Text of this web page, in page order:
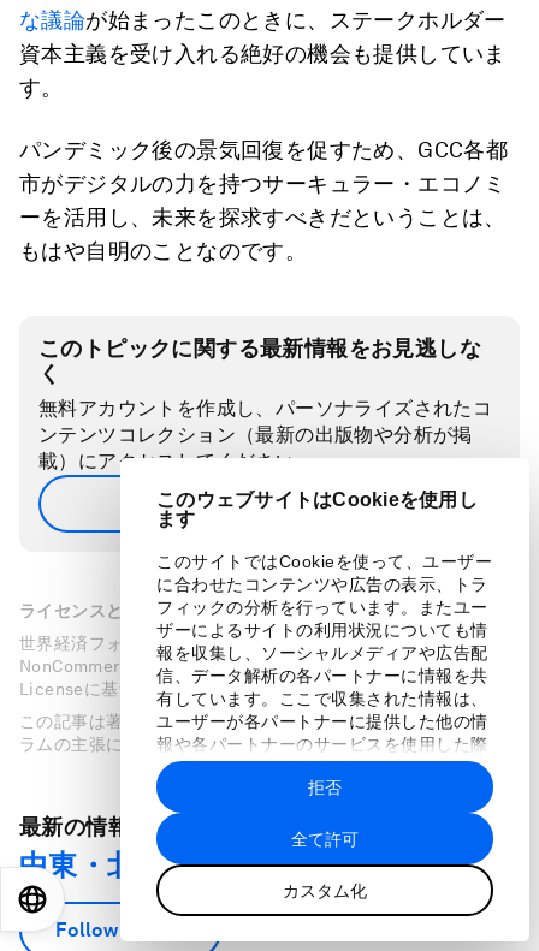
このウェブサイトはCookieを使用し
ます
このサイトではCookieを使って、ユーザー
に合わせたコンテンツや広告の表示、トラ
フィックの分析を行っています。またユー
ザーによるサイトの利用状況についても情
報を収集し、ソーシャルメディアや広告配
信、データ解析の各パートナーに情報を共
有しています。ここで収集された情報は、
ユーザーが各パートナーに提供した他の情
報や各パートナーのサービスを使用した際
に収集された情報と組み合わされ、各パー
トナーによって使用されることがありま
す。
全て許可
カスタム化
拒否
な議論が始まったこのときに、ステークホルダー
資本主義を受け入れる絶好の機会も提供していま
す。
パンデミック後の景気回復を促すため、GCC各都
市がデジタルの力を持つサーキュラー・エコノミ
ーを活用し、未来を探求すべきだということは、
もはや自明のことなのです。
このトピックに関する最新情報をお見逃しな
く
無料アカウントを作成し、パーソナライズされたコ
ンテンツコレクション（最新の出版物や分析が掲
載）にアクセスしてください。
会員登録（無料）
ライセンスと転載
世界経済フォーラムの記事は、Creative Commons Attribution-
NonCommercial-NoDerivatives 4.0 International Public
Licenseに基づき、利用規約に従って転載することができます。
この記事は著者の意見を反映したものであり、世界経済フォー
ラムの主張によるものではありません。
最新の情報をお届けします：
中東・北アフリカ
Follow
EN